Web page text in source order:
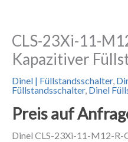
CLS-23Xi-11-
Kapazitiver
Dinel | Füllstandsschalter,
Füllstandsschalter, Dinel
Preis auf
Dinel CLS-23Xi-11-M12-R-